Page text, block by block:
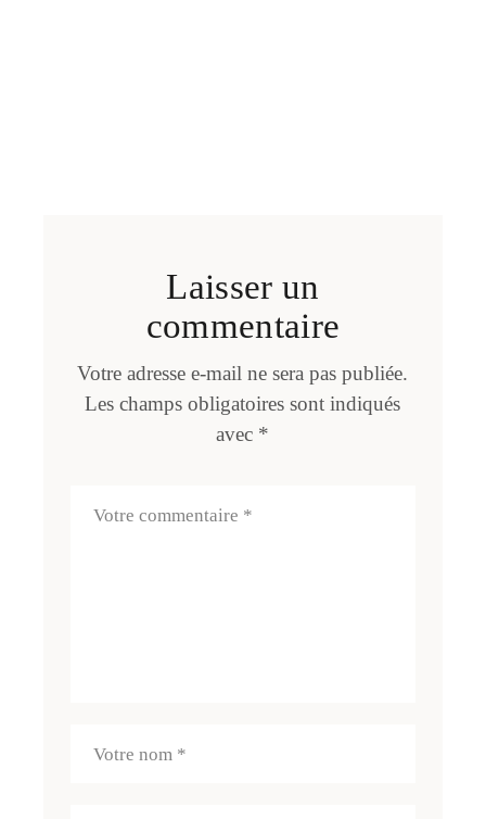
Laisser un
commentaire
Votre adresse e-mail ne sera pas publiée.
Les champs obligatoires sont indiqués
avec *